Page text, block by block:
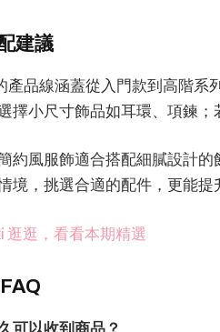
建議
產品線涵蓋從入門款到高階系
擇小尺寸飾品如耳環、項鍊；
約風服飾適合搭配細膩設計
境，挑選合適的配件，更能提
逛逛，看看本期精選